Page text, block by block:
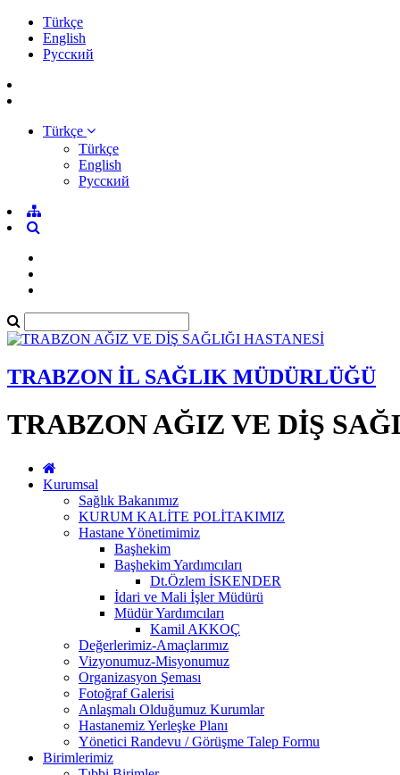
Türkçe
English
Pусский
Türkçe
Türkçe
English
Pусский
TRABZON İL SAĞLIK MÜDÜRLÜĞÜ
TRABZON AĞIZ VE DİŞ
Kurumsal
Sağlık Bakanımız
KURUM KALİTE POLİTAKIMIZ
Hastane Yönetimimiz
Başhekim
Başhekim Yardımcıları
Dt.Özlem İSKENDER
İdari ve Mali İşler Müdürü
Müdür Yardımcıları
Kamil AKKOÇ
Değerlerimiz-Amaçlarımız
Vizyonumuz-Misyonumuz
Organizasyon Şeması
Fotoğraf Galerisi
Anlaşmalı Olduğumuz Kurumlar
Hastanemiz Yerleşke Planı
Yönetici Randevu / Görüşme Talep Formu
Birimlerimiz